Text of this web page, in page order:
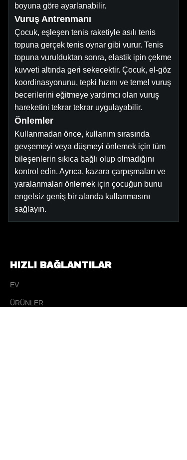
boyuna göre ayarlanabilir.
Vuruş Antrenmanı
Çocuk, eşleşen tenis raketiyle asılı tenis
topuna gerçek tenis oynar gibi vurur. Tenis
topuna vurulduktan sonra, elastik ipin çekme
kuvveti altında geri sekecektir. Çocuk, el-göz
koordinasyonunu, tepki hızını ve temel vuruş
becerilerini eğitmeye yardımcı olan vuruş
hareketini tekrar tekrar uygulayabilir.
Önlemler
Kullanmadan önce, kullanım sırasında
gevşemeyi veya düşmeyi önlemek için tüm
bileşenlerin sıkıca bağlı olup olmadığını
kontrol edin. Ayrıca, kazara çarpışmaları ve
yaralanmaları önlemek için çocuğun bunu
engelsiz geniş bir alanda kullanmasını
sağlayın.
HIZLI BAĞLANTILAR
EV
ÜRÜNLER